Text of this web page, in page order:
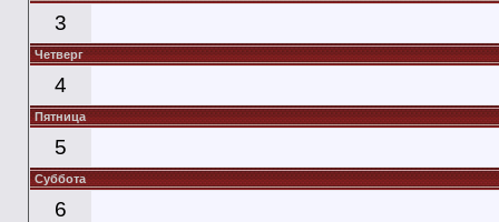
3
Четверг
4
Пятница
5
Суббота
6